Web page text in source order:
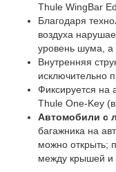
Thule WingBar
Благодаря
воздуха
уровень шума, а
Внутренняя
исключительно
Фиксируется на
Thule One-Key
Автомобили с
багажника на
можно открыть;
между крышей и